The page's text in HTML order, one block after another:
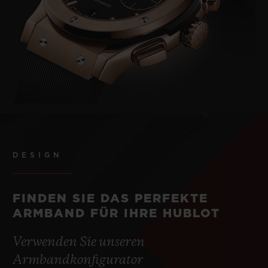
DESIGN
FINDEN SIE DAS PERFEKTE
ARMBAND FÜR IHRE HUBLOT
Verwenden Sie unseren
Armbandkonfigurator